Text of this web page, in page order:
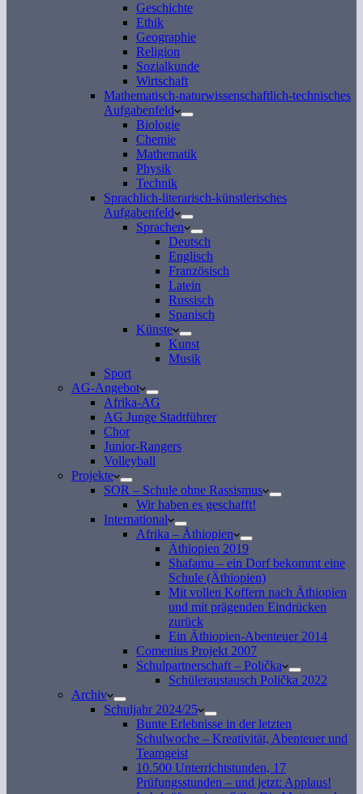
Geschichte
Ethik
Geographie
Religion
Sozialkunde
Wirtschaft
Mathematisch-naturwissenschaftlich-technisches
Aufgabenfeld
Biologie
Chemie
Mathematik
Physik
Technik
Sprachlich-literarisch-künstlerisches
Aufgabenfeld
Sprachen
Deutsch
Englisch
Französisch
Latein
Russisch
Spanisch
Künste
Kunst
Musik
Sport
AG-Angebot
Afrika-AG
AG Junge Stadtführer
Chor
Junior-Rangers
Volleyball
Projekte
SOR – Schule ohne Rassismus
Wir haben es geschafft!
International
Afrika – Äthiopien
Äthiopien 2019
Shafamu – ein Dorf bekommt eine
Schule (Äthiopien)
Mit vollen Koffern nach Äthiopien
und mit prägenden Eindrücken
zurück
Ein Äthiopien-Abenteuer 2014
Comenius Projekt 2007
Schulpartnerschaft – Polička
Schüleraustausch Polička 2022
Archiv
Schuljahr 2024/25
Bunte Erlebnisse in der letzten
Schulwoche – Kreativität, Abenteuer und
Teamgeist
10.500 Unterrichtstunden, 17
Prüfungsstunden – und jetzt: Applaus!